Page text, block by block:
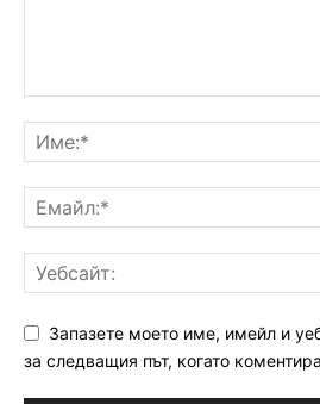
Запазете моето име, имейл и
за следващия път, когато